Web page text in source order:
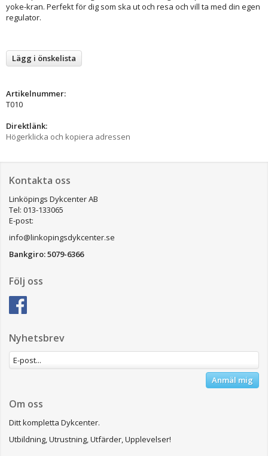
yoke-kran. Perfekt för dig som ska ut och resa och vill ta med din egen
regulator.
Lägg i önskelista
Artikelnummer:
T010
Direktlänk:
Högerklicka och kopiera adressen
Kontakta oss
Linköpings Dykcenter AB
Tel: 013-133065
E-post:
info@linkopingsdykcenter.se
Bankgiro: 5079-6366
Följ oss
Nyhetsbrev
Anmäl mig
Om oss
Ditt kompletta Dykcenter.
Utbildning, Utrustning, Utfärder, Upplevelser!